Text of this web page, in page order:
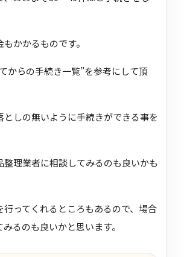
かかるものです。
からの手続き一覧”を参考にして頂
しの無いように手続きができる事を
理業者に相談してみるのも良いかも
ってくれるところもあるので、場合
るのも良いかと思います。